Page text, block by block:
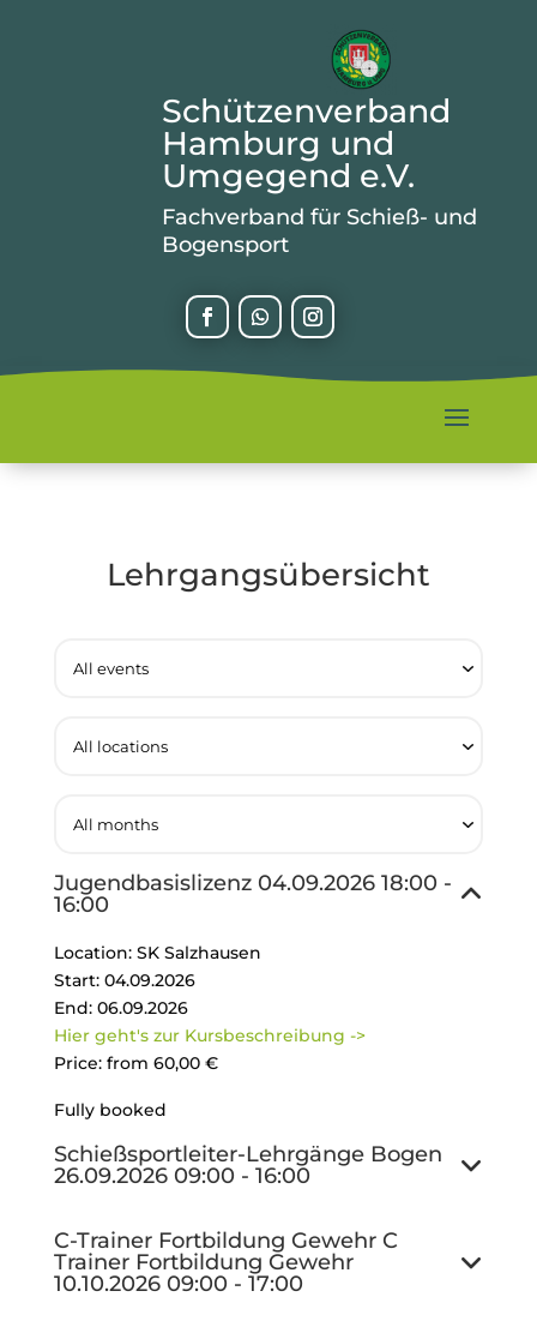
Schützenverband
Hamburg und
Umgegend e.V.
Fachverband für Schieß- und
Bogensport
Lehrgangsübersicht
Jugendbasislizenz 04.09.2026 18:00-
16:00
Location: SK Salzhausen
Start: 04.09.2026
End: 06.09.2026
Hier geht's zur Kursbeschreibung ->
Price: from 60,00 €
Fully booked
Schießsportleiter-Lehrgänge Bogen
26.09.2026 09:00- 16:00
C-Trainer Fortbildung Gewehr C
Trainer Fortbildung Gewehr
10.10.2026 09:00- 17:00